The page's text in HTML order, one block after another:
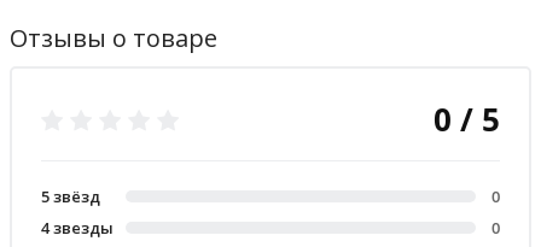
Отзывы о товаре
0 / 5
5 звёзд
0
4 звезды
0